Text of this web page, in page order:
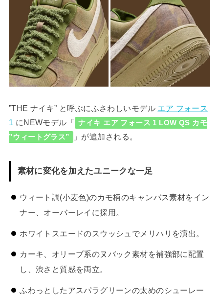
”THE ナイキ” と呼ぶにふさわしいモデル エア フォース
1 にNEWモデル「 ナイキ エア フォース 1 LOW QS カモ
”ウィートグラス”
」が追加される。
素材に変化を加えたユニークな一足
ウィート調(小麦色)のカモ柄のキャンバス素材をイン
ナー、オーバーレイに採用。
ホワイトスエードのスウッシュでメリハリを演出。
カーキ、オリーブ系のヌバック素材を補強部に配置
し、渋さと質感を両立。
ふわっとしたアスパラグリーンの太めのシューレー